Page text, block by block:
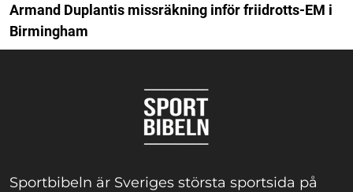
Armand Duplantis missräkning inför friidrotts-EM i
Birmingham
Sportbibeln är Sveriges största sportsida på